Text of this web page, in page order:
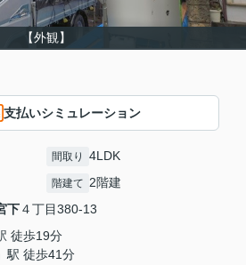
【外観】
支払いシミュレーション
間取り 4LDK
階建て 2階建
下４丁目380-13
徒歩19分
」駅 徒歩41分